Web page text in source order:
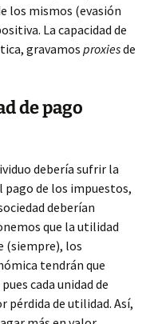
los mismos (evasión
La capacidad de
gravamos proxiesde
de pago
debería sufrir la
pago de los impuestos,
deberían
que la utilidad
(siempre), los
tendrán que
cada unidad de
pérdida de utilidad. Así,